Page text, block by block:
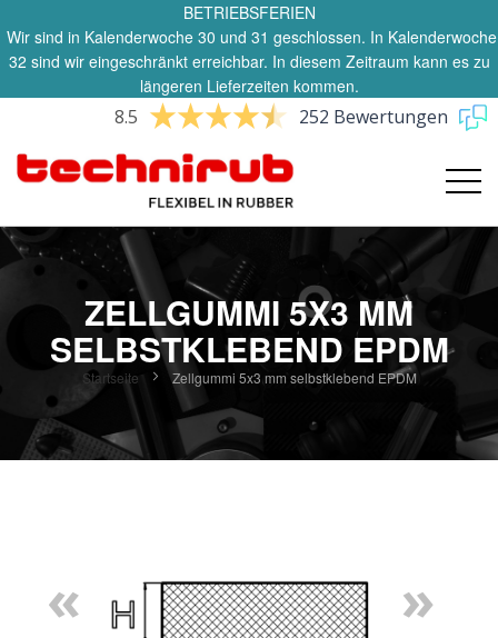
BETRIEBSFERIEN
Wir sind in Kalenderwoche 30 und 31 geschlossen. In Kalenderwoche
32 sind wir eingeschränkt erreichbar. In diesem Zeitraum kann es zu
längeren Lieferzeiten kommen.
8.5 252 Bewertungen
ZELLGUMMI 5X3 MM
SELBSTKLEBEND EPDM
Startseite Zellgummi 5x3 mm selbstklebend EPDM
« »